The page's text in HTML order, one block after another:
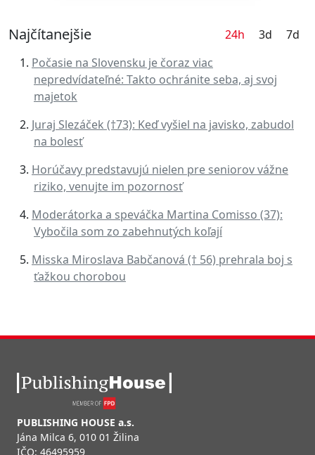
Najčítanejšie 24h 3d
7d
Počasie na Slovensku je čoraz viac
nepredvídateľné: Takto ochránite seba, aj svoj
majetok
Juraj Slezáček (†73): Keď vyšiel na javisko, zabudol
na bolesť
Horúčavy predstavujú nielen pre seniorov vážne
riziko, venujte im pozornosť
Moderátorka a speváčka Martina Comisso (37):
Vybočila som zo zabehnutých koľají
Misska Miroslava Babčanová († 56) prehrala boj s
ťažkou chorobou
PUBLISHING HOUSE a.s.
Jána Milca 6, 010 01 Žilina
IČO: 46495959